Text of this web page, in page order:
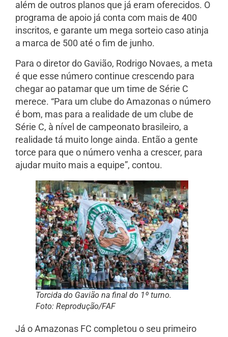
além de outros planos que já eram oferecidos. O
programa de apoio já conta com mais de 400
inscritos, e garante um mega sorteio caso atinja
a marca de 500 até o fim de junho.
Para o diretor do Gavião, Rodrigo Novaes, a meta
é que esse número continue crescendo para
chegar ao patamar que um time de Série C
merece. “Para um clube do Amazonas o número
é bom, mas para a realidade de um clube de
Série C, à nível de campeonato brasileiro, a
realidade tá muito longe ainda. Então a gente
torce para que o número venha a crescer, para
ajudar muito mais a equipe”, contou.
Torcida do Gavião na final do 1º turno.
Foto: Reprodução/FAF
Já o Amazonas FC completou o seu primeiro